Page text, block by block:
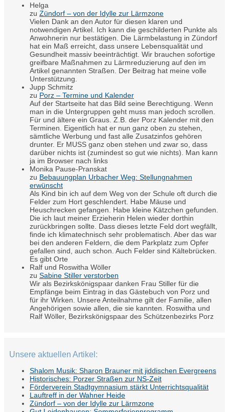
Helga
zu Zündorf – von der Idylle zur Lärmzone
Vielen Dank an den Autor für diesen klaren und
notwendigen Artikel. Ich kann die geschilderten Punkte als
Anwohnerin nur bestätigen. Die Lärmbelastung in Zündorf
hat ein Maß erreicht, dass unsere Lebensqualität und
Gesundheit massiv beeinträchtigt. Wir brauchen sofortige
greifbare Maßnahmen zu Lärmreduzierung auf den im
Artikel genannten Straßen. Der Beitrag hat meine volle
Unterstützung.
Jupp Schmitz
zu Porz – Termine und Kalender
Auf der Startseite hat das Bild seine Berechtigung. Wenn
man in die Untergruppen geht muss man jedoch scrollen.
Für und ältere ein Graus. Z.B. der Porz Kalender mit den
Terminen. Eigentlich hat er nun ganz oben zu stehen,
sämtliche Werbung und fast alle Zusatzinfos gehören
drunter. Er MUSS ganz oben stehen und zwar so, dass
darüber nichts ist (zumindest so gut wie nichts). Man kann
ja im Browser nach links
Monika Pause-Pranskat
zu Bebauungplan Urbacher Weg: Stellungnahmen
erwünscht
Als Kind bin ich auf dem Weg von der Schule oft durch die
Felder zum Hort geschlendert. Habe Mäuse und
Heuschrecken gefangen. Habe kleine Kätzchen gefunden.
Die ich laut meiner Erzieherin Helen wieder dorthin
zurückbringen sollte. Dass dieses letzte Feld dort wegfällt,
finde ich klimatechnisch sehr problematisch. Aber das war
bei den anderen Feldern, die dem Parkplatz zum Opfer
gefallen sind, auch schon. Auch Felder sind Kältebrücken.
Es gibt Orte
Ralf und Roswitha Wöller
zu Sabine Stiller verstorben
Wir als Bezirkskönigspaar danken Frau Stiller für die
Empfänge beim Eintrag in das Gästebuch von Porz und
für ihr Wirken. Unsere Anteilnahme gilt der Familie, allen
Angehörigen sowie allen, die sie kannten. Roswitha und
Ralf Wöller, Bezirkskönigspaar des Schützenbezirks Porz
Unsere aktuellen Artikel:
Shalom Musik: Sharon Brauner mit jiddischen Evergreens
Historisches: Porzer Straßen zur NS-Zeit
Förderverein Stadtgymnasium stärkt Unterrichtsqualität
Lauftreff in der Wahner Heide
Zündorf – von der Idylle zur Lärmzone